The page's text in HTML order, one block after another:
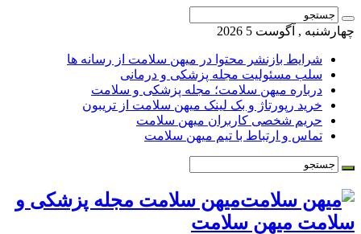
چهارشنبه , آگوست 5 2026
شرایط بازنشر محتوا در میهن سلامت از رسانه ها
سلب مسئولیت مجله پزشکی و درمانی
درباره میهن سلامت؛ مجله پزشکی و سلامت
خرید رپورتاژ و بک لینک میهن سلامت از تریبون
حریم شخصی کاربران میهن سلامت
تماس و ارتباط با تیم میهن سلامت
میهن سلامت مجله پزشکی و
سلامت میهن سلامت